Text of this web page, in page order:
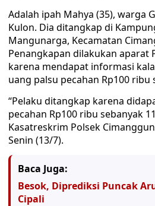
Adalah ipah Mahya (35), warga
Kulon. Dia ditangkap di
Mangunarga, Kecamatan
Penangkapan dilakukan aparat
karena mendapat informasi
uang palsu pecahan Rp100 ribu
“Pelaku ditangkap karena
pecahan Rp100 ribu sebanyak
Kasatreskrim Polsek
Senin (13/7).
Baca Juga:
Besok, Diprediksi Puncak
Cipali